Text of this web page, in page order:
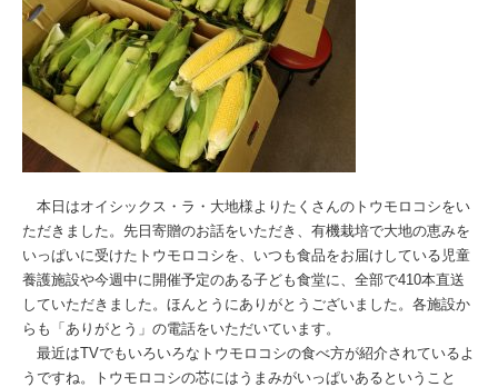
本日はオイシックス・ラ・大地様よりたくさんのトウモロコシをい
ただきました。先日寄贈のお話をいただき、有機栽培で大地の恵みを
いっぱいに受けたトウモロコシを、いつも食品をお届けしている児童
養護施設や今週中に開催予定のある子ども食堂に、全部で410本直送
していただきました。ほんとうにありがとうございました。各施設か
らも「ありがとう」の電話をいただいています。
最近はTVでもいろいろなトウモロコシの食べ方が紹介されているよ
うですね。トウモロコシの芯にはうまみがいっぱいあるということ